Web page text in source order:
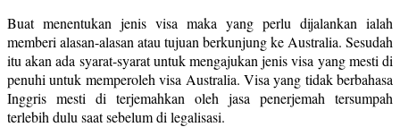
Buat menentukan jenis visa maka yang perlu dijalankan ialah
memberi alasan-alasan atau tujuan berkunjung ke Australia. Sesudah
itu akan ada syarat-syarat untuk mengajukan jenis visa yang mesti di
penuhi untuk memperoleh visa Australia. Visa yang tidak berbahasa
Inggris mesti di terjemahkan oleh jasa penerjemah tersumpah
terlebih dulu saat sebelum di legalisasi.